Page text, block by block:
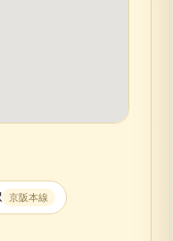
京阪本線